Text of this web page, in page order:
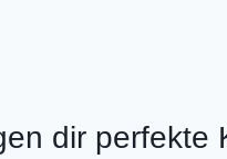
dir perfekte